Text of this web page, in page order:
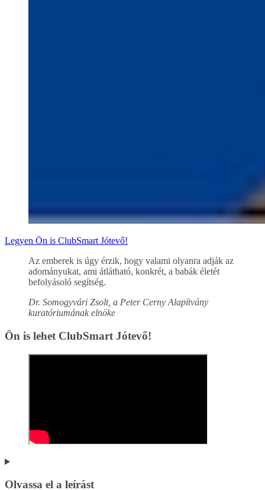
Legyen Ön is ClubSmart Jótevő!
Az emberek is úgy érzik, hogy valami olyanra adják az
adományukat, ami átlátható, konkrét, a babák életét
befolyásoló segítség.
Dr. Somogyvári Zsolt, a Peter Cerny Alapítvány
kuratóriumának elnöke
Ön is lehet ClubSmart Jótevő!
Olvassa el a leírást